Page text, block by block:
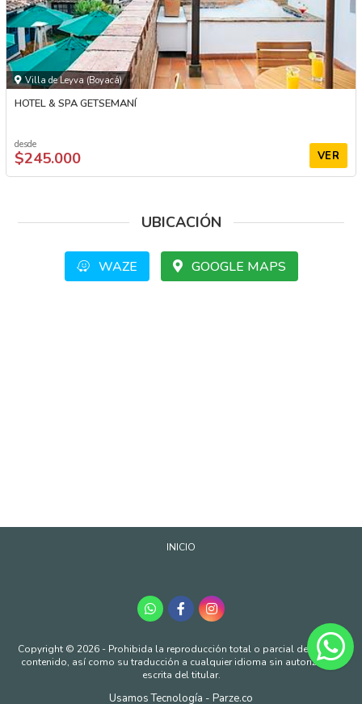
Villa de Leyva (Boyacá)
HOTEL & SPA GETSEMANÍ
desde
$245.000 VER
UBICACIÓN
WAZE GOOGLE MAPS
INICIO
Copyright © 2026 - Prohibida la reproducción total o parcial de nuestro
contenido, así como su traducción a cualquier idioma sin autorización
escrita del titular.
Usamos Tecnología - Parze.co